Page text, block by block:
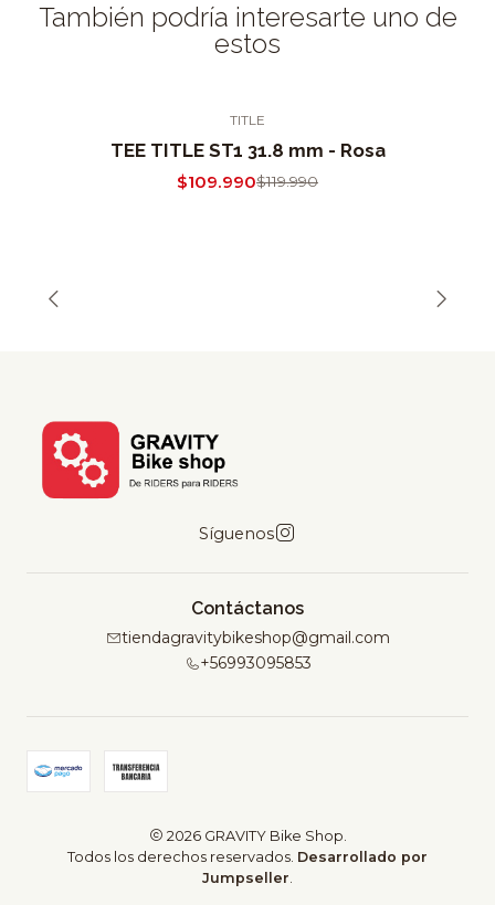
También podría interesarte uno de
estos
TITLE
TEE TITLE ST1 31.8 mm - Rosa
$109.990$119.990
Síguenos
Contáctanos
tiendagravitybikeshop@gmail.com
+56993095853
2026 GRAVITY Bike Shop.
Todos los derechos reservados. Desarrollado por
Jumpseller.